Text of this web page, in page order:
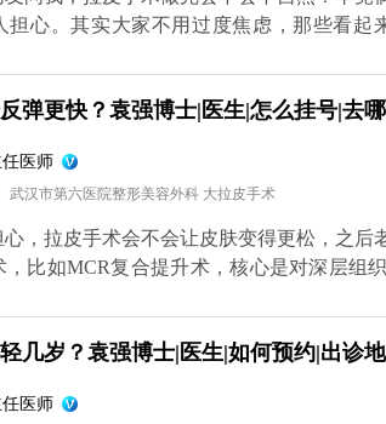
以去官方媒体平台（公众号、百家号、小
担心。其实大家不用过度焦虑，那些看起
范手术的问题——要么是操作方式不正规
MCR复合提升术，就是通过精准剥离，
点肿胀是正常的，随着恢复会慢慢软化，
纠结“会不会不自然”，而是找正规机构和
了，但说不出哪里变了，这才是理想的状
官方媒体平台（公众号、百家号、小红薯
弹更快？袁强博士|医生|怎么挂号|去
任医师
武汉市第六医院整形美容外科 大拉皮手术
，拉皮手术会不会让皮肤变得更松，之后
，比如MCR复合提升术，核心是对深层组
多余的松弛皮肤。整个过程是让组织在稳
单纯拉紧表面皮肤，不处理深层组织。这
“倒回”一小段。术后你的组织会在更年轻
几岁？袁强博士|医生|如何预约|出诊
任医师